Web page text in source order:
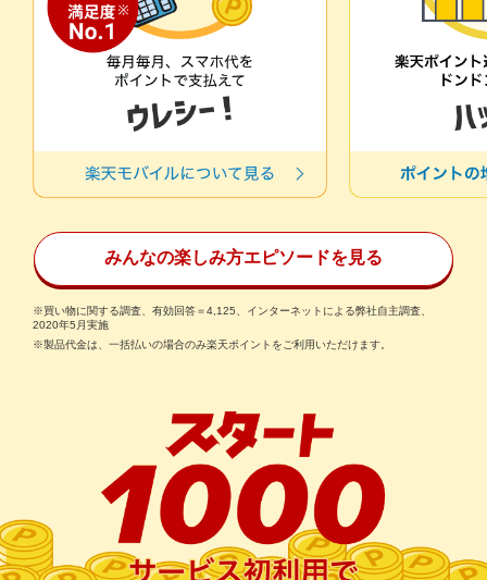
みんなの楽しみ方エピソードを見る
※買い物に関する調査、有効回答＝4,125、インターネットによる弊社自主調査、
2020年5月実施
※製品代金は、一括払いの場合のみ楽天ポイントをご利用いただけます。